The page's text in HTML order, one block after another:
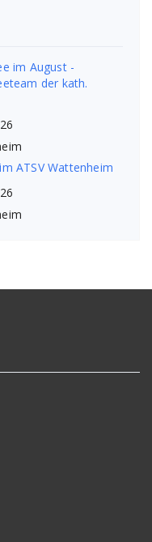
im August -
der kath.
ATSV Wattenheim